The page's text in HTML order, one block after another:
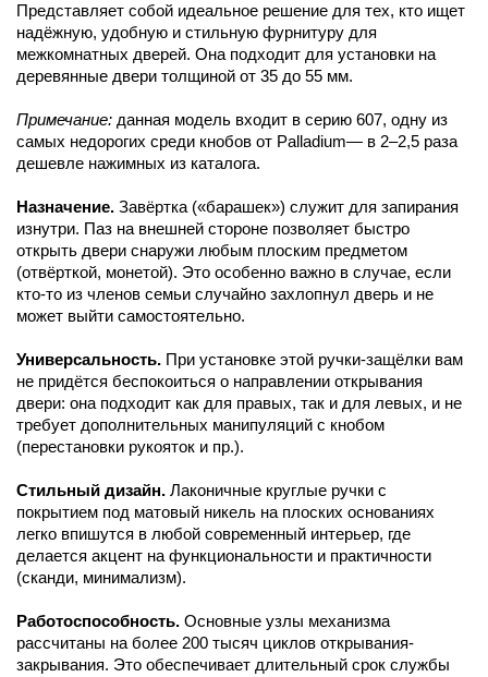
Представляет собой идеальное решение для тех, кто ищет
надёжную, удобную и стильную фурнитуру для
межкомнатных дверей. Она подходит для установки на
деревянные двери толщиной от 35 до 55 мм.
Примечание: данная модель входит в серию 607, одну из
самых недорогих среди кнобов от Palladium— в 2–2,5 раза
дешевле нажимных из каталога.
Назначение. Завёртка («барашек») служит для запирания
изнутри. Паз на внешней стороне позволяет быстро
открыть двери снаружи любым плоским предметом
(отвёрткой, монетой). Это особенно важно в случае, если
кто-то из членов семьи случайно захлопнул дверь и не
может выйти самостоятельно.
Универсальность. При установке этой ручки-защёлки вам
не придётся беспокоиться о направлении открывания
двери: она подходит как для правых, так и для левых, и не
требует дополнительных манипуляций с кнобом
(перестановки рукояток и пр.).
Стильный дизайн. Лаконичные круглые ручки с
покрытием под матовый никель на плоских основаниях
легко впишутся в любой современный интерьер, где
делается акцент на функциональности и практичности
(сканди, минимализм).
Работоспособность. Основные узлы механизма
рассчитаны на более 200 тысяч циклов открывания-
закрывания. Это обеспечивает длительный срок службы